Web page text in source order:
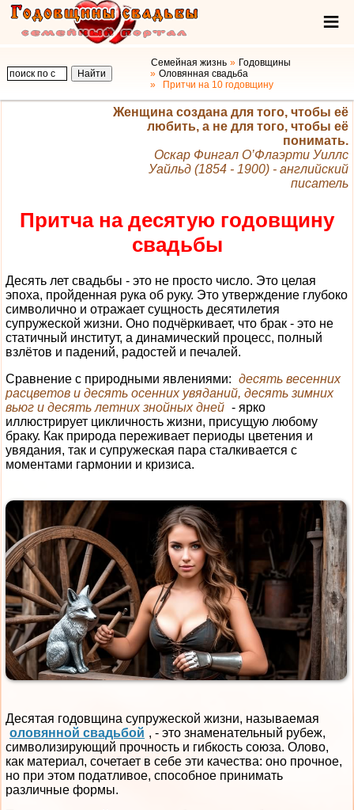
Семейная жизнь
Годовщины
Оловянная свадьба
Притчи на 10 годовщину
Женщина создана для того, чтобы её
любить, а не для того, чтобы её
понимать.
Оскар Фингал О’Флаэрти Уиллс
Уайльд (1854 - 1900) - английский
писатель
Притча на десятую годовщину
свадьбы
Десять лет свадьбы - это не просто число. Это целая
эпоха, пройденная рука об руку. Это утверждение глубоко
символично и отражает сущность десятилетия
супружеской жизни. Оно подчёркивает, что брак - это не
статичный институт, а динамический процесс, полный
взлётов и падений, радостей и печалей.
Сравнение с природными явлениями: десять весенних
расцветов и десять осенних увяданий, десять зимних
вьюг и десять летних знойных дней - ярко
иллюстрирует цикличность жизни, присущую любому
браку. Как природа переживает периоды цветения и
увядания, так и супружеская пара сталкивается с
моментами гармонии и кризиса.
Десятая годовщина супружеской жизни, называемая
оловянной свадьбой , - это знаменательный рубеж,
символизирующий прочность и гибкость союза. Олово,
как материал, сочетает в себе эти качества: оно прочное,
но при этом податливое, способное принимать
различные формы.